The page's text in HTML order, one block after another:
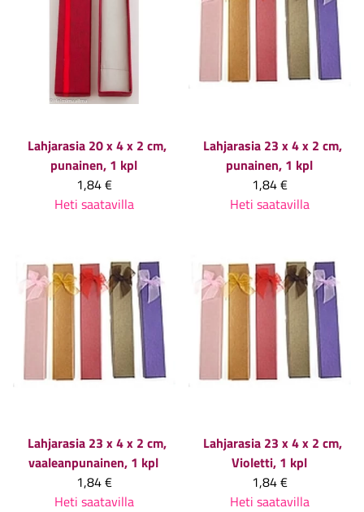
Lahjarasia 20 x 4 x 2 cm,
punainen, 1 kpl
1,84 €
Heti saatavilla
Lahjarasia 23 x 4 x 2 cm,
punainen, 1 kpl
1,84 €
Heti saatavilla
Lahjarasia 23 x 4 x 2 cm,
vaaleanpunainen, 1 kpl
1,84 €
Heti saatavilla
Lahjarasia 23 x 4 x 2 cm,
Violetti, 1 kpl
1,84 €
Heti saatavilla